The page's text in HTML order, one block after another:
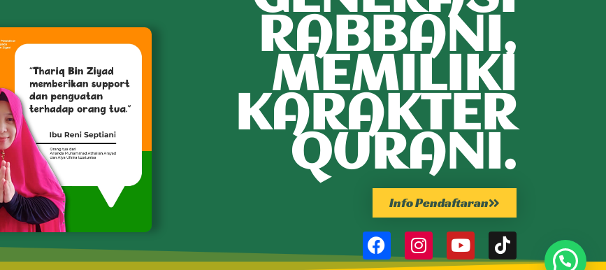
RABBANI,
MEMILIKI
KARAKTER
QURANI.
Info Pendaftaran